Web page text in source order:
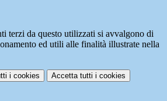
terzi da questo utilizzati si avvalgono di
ed utili alle finalità illustrate nella
i cookies Accetta tutti i cookies